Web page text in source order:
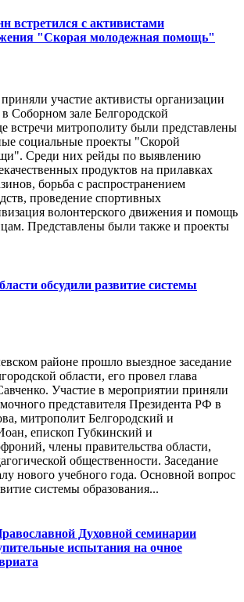
встретился с активистами
"Скорая молодежная помощь"
участие активисты организации
Соборном зале Белгородской
встречи митрополиту были представлены
социальные проекты "Скорой
Среди них рейды по выявлению
продуктов на прилавках
борьба с распространением
проведение спортивных
волонтерского движения и помощь
Представлены были также и проекты
обсудили развитие системы
районе прошло выездное заседание
области, его провел глава
Участие в мероприятии приняли
представителя Президента РФ в
митрополит Белгородский и
епископ Губкинский и
члены правительства области,
общественности. Заседание
нового учебного года. Основной вопрос
системы образования...
Духовной семинарии
испытания на очное